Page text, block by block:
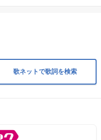
歌ネットで歌詞を検索